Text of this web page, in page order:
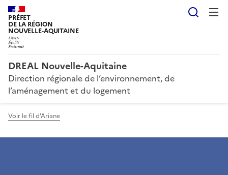
PRÉFET
DE LA RÉGION
NOUVELLE-AQUITAINE
DREAL Nouvelle-Aquitaine
Direction régionale de l’environnement, de
l’aménagement et du logement
Voir le fil d'Ariane